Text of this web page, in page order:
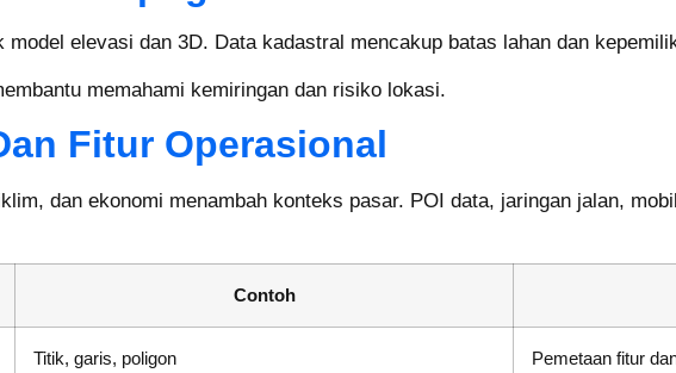
model elevasi dan 3D. Data kadastral mencakup batas lahan dan
memahami kemiringan dan risiko lokasi.
Fitur Operasional
dan ekonomi menambah konteks pasar. POI data, jaringan jalan,
Contoh
Titik, garis, poligon Pemetaan fitur